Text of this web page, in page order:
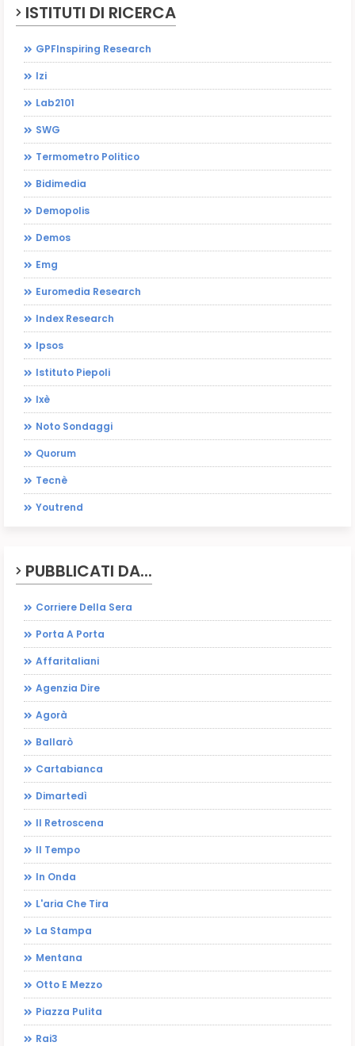
ISTITUTI DI RICERCA
GPFInspiring Research
Izi
Lab2101
SWG
Termometro Politico
Bidimedia
Demopolis
Demos
Emg
Euromedia Research
Index Research
Ipsos
Istituto Piepoli
Ixè
Noto Sondaggi
Quorum
Tecnè
Youtrend
PUBBLICATI DA...
Corriere Della Sera
Porta A Porta
Affaritaliani
Agenzia Dire
Agorà
Ballarò
Cartabianca
Dimartedì
Il Retroscena
Il Tempo
In Onda
L'aria Che Tira
La Stampa
Mentana
Otto E Mezzo
Piazza Pulita
Rai3